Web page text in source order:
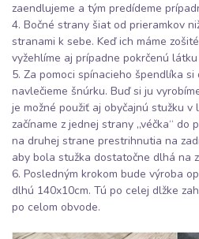
zaendlujeme a tým predídeme
4. Bočné strany šiat od prieramkov
stranami k sebe. Keď ich máme
vyžehlíme aj prípadne pokrčenú
5. Za pomoci spínacieho špendlíka
navlečieme šnúrku. Buď si ju
je možné použiť aj obyčajnú stužku
začíname z jednej strany „véčka“ do
na druhej strane prestrihnutia na
aby bola stužka dostatočne dlhá na
6. Posledným krokom bude výroba
dlhú 140x10cm. Tú po celej dlžke
po celom obvode.